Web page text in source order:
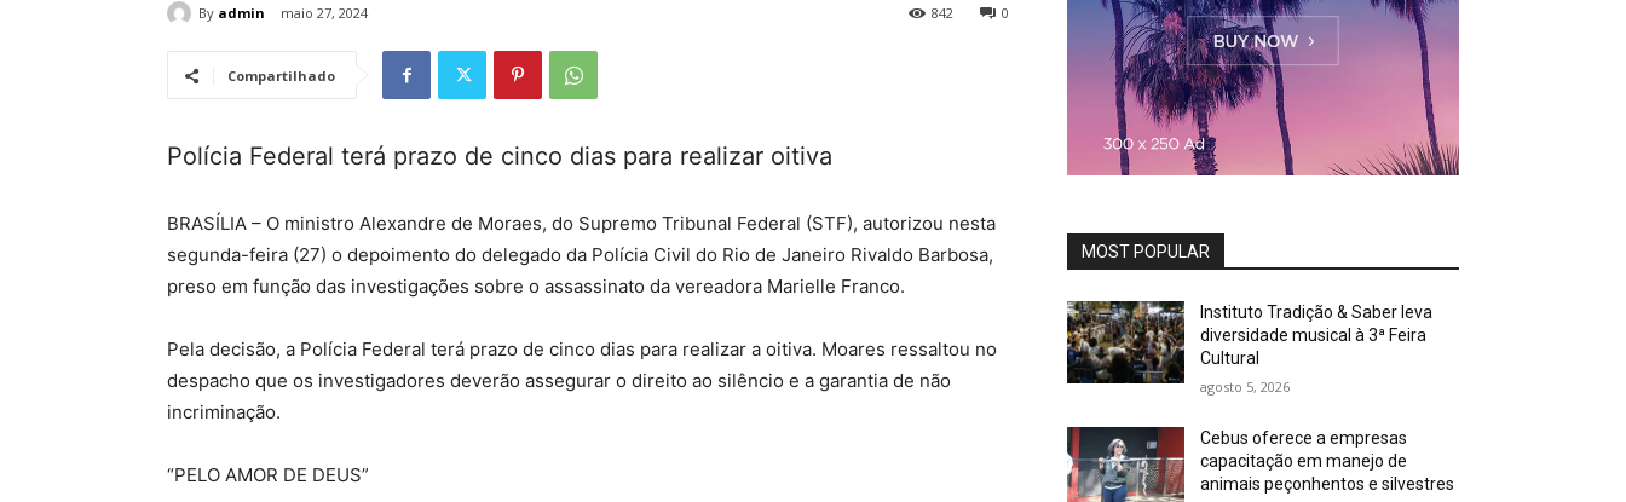
By admin maio 27, 2024 0
842
Compartilhado
Polícia Federal terá prazo de cinco dias para realizar oitiva
BRASÍLIA – O ministro Alexandre de Moraes, do Supremo Tribunal Federal (STF), autorizou nesta
segunda-feira (27) o depoimento do delegado da Polícia Civil do Rio de Janeiro Rivaldo Barbosa,
preso em função das investigações sobre o assassinato da vereadora Marielle Franco.
Pela decisão, a Polícia Federal terá prazo de cinco dias para realizar a oitiva. Moares ressaltou no
despacho que os investigadores deverão assegurar o direito ao silêncio e a garantia de não
incriminação.
“PELO AMOR DE DEUS”
MOST POPULAR
Instituto Tradição & Saber leva
diversidade musical à 3ª Feira
Cultural
agosto 5, 2026
Cebus oferece a empresas
capacitação em manejo de
animais peçonhentos e silvestres